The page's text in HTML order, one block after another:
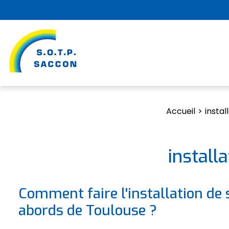
Accueil
Comment faire l'installation de
abords de Toulouse ?